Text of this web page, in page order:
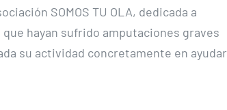
SOMOS TU OLA, dedicada a
hayan sufrido amputaciones graves
su actividad concretamente en ayudar